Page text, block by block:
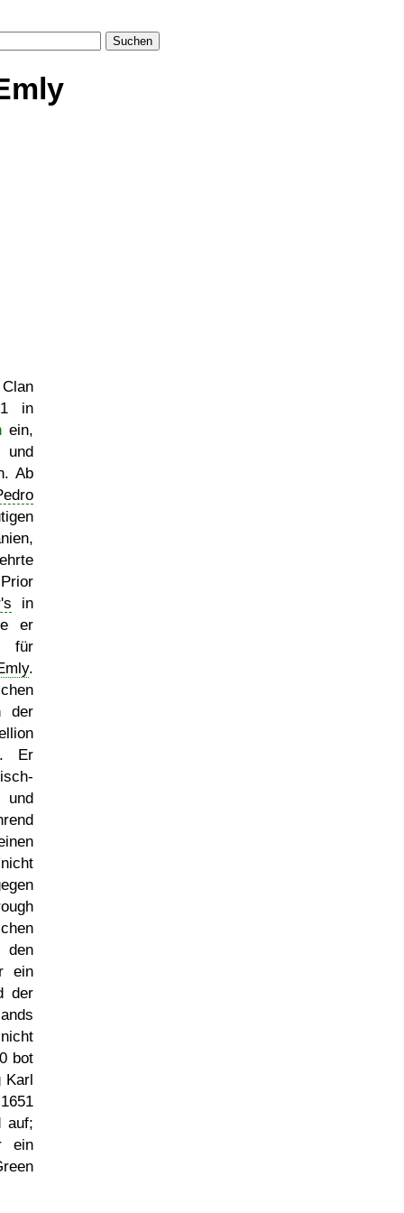
Suchen
in
ein,
und
Ab
in
er
für
.
der
Er
den
ein
der
bot
Karl
auf;
ein